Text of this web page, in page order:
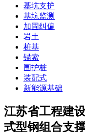
基坑支护
基坑监测
加固纠偏
岩土
桩基
锚索
围护桩
装配式
新能源基础
江苏省工程建
式型钢组合支